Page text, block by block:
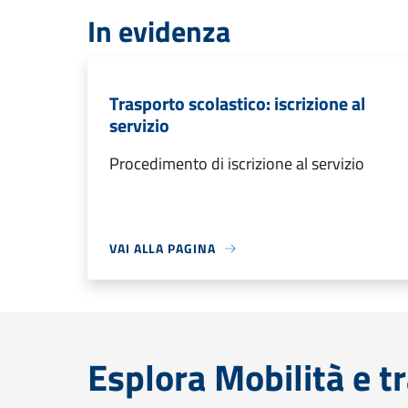
In evidenza
Trasporto scolastico: iscrizione al
servizio
Procedimento di iscrizione al servizio
VAI ALLA PAGINA
Esplora Mobilità e